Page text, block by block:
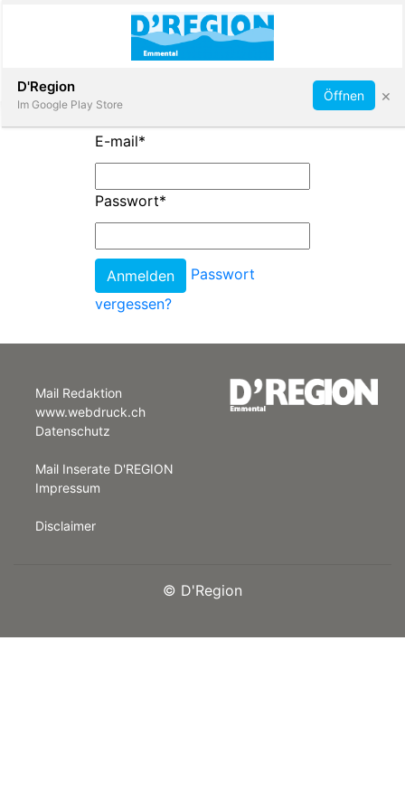
App
Abonnieren
E-mail*
Passwort*
Passwort
vergessen?
Mail Redaktion
www.webdruck.ch
Datenschutz
Mail Inserate D'REGION
Impressum
Disclaimer
© D'Region
D'Region
Im Google Play Store
Öffnen ×